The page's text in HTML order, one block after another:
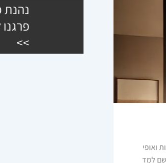
ואופי
יוקרה, שם למד
נהנת
>>